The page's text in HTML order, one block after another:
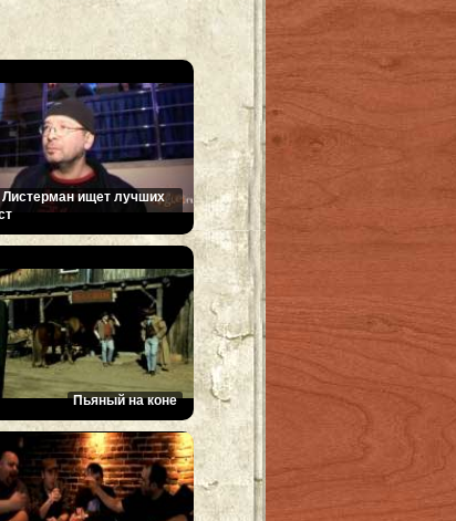
Листерман ищет лучших
Пьяный на коне